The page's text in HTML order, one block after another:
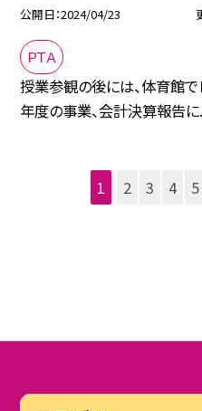
公開日 2024/04/23
ＰＴＡ
授業参観の後には、体育館で
年度の事業、会計決算報告に
1 2 3 4 5